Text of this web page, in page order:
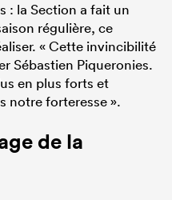
: la Section a fait un
régulière, ce
« Cette invincibilité
Sébastien Piqueronies.
en plus forts et
notre forteresse ».
de la